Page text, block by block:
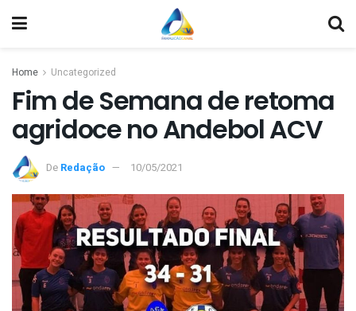
Home Uncategorized
Fim de Semana de retoma
agridoce no Andebol ACV
De Redação 10/05/2021